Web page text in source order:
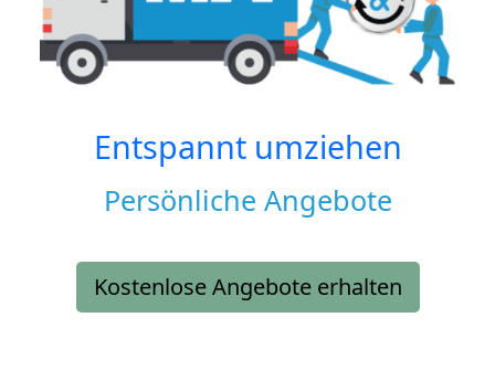
Entspannt umziehen
Persönliche Angebote
Kostenlose Angebote erhalten